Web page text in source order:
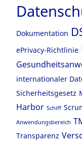
Dokumentation
ePrivacy-Richtlinie
internationaler
Sicherheitsgesetz
Harbor Schiff
Anwendungsbereich
Transparenz